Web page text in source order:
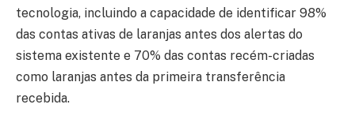
tecnologia, incluindo a capacidade de identificar 98%
das contas ativas de laranjas antes dos alertas do
sistema existente e 70% das contas recém-criadas
como laranjas antes da primeira transferência
recebida.